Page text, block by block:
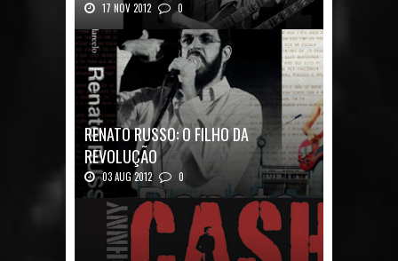
17 NOV 2012 0
Luz & Sombra: Conversas com Jimmy Pag...
RENATO RUSSO: O FILHO DA
REVOLUÇÃO
03 AUG 2012 0
Renato Russo: O Filho da Revolução Autor: Car...